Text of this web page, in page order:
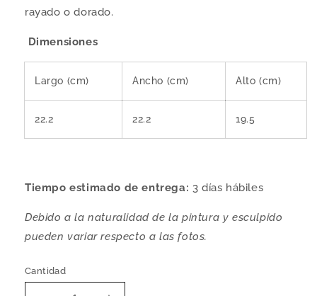
rayado o dorado.
Dimensiones
Largo (cm) Ancho (cm) Alto (cm)
22.2 22.2 19.5
Tiempo estimado de entrega: 3días hábiles
Debido a la naturalidad de la pintura y esculpido
pueden variar respecto a las fotos.
Cantidad